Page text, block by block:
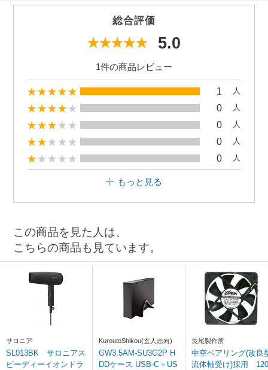
総合評価
5.0
1件の商品レビュー
1 人
0 人
0 人
0 人
0 人
もっと見る
この商品を見た人は、
こちらの商品も見ています。
サロニア
SL013BK サロニアス
ピーディーイオンドラ
KuroutoShikou(玄人志向)
GW3.5AM-SU3G2P H
DDケース USB-C＋US
長尾製作所
中空ベアリング(改良
流体軸受け)採用 120